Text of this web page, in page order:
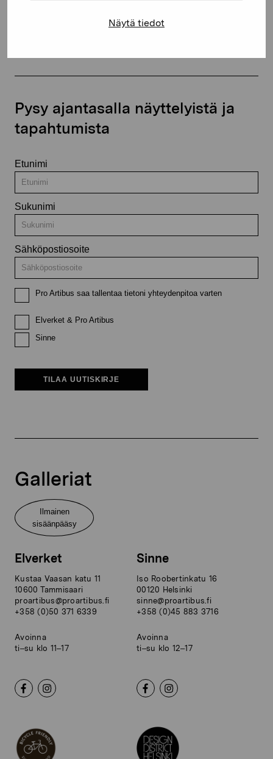
Näytä tiedot
Pysy ajantasalla näyttelyistä ja
tapahtumista
Etunimi
Sukunimi
Sähköpostiosoite
Pro Artibus saa tallentaa tietoni yhteydenpitoa varten
Elverket & Pro Artibus
Sinne
TILAA UUTISKIRJE
Galleriat
Ilmainen
sisäänpääsy
Elverket
Kustaa Vaasan katu 11
10600 Tammisaari
proartibus@proartibus.fi
+358 (0)50 371 6339
Avoinna
ti–su klo 11–17
Sinne
Iso Roobertinkatu 16
00120 Helsinki
sinne@proartibus.fi
+358 (0)45 883 3716
Avoinna
ti–su klo 12–17